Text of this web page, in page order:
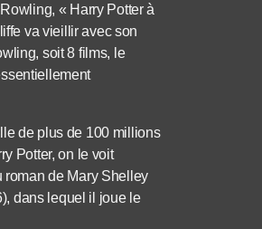
« Harry Potter à
va vieillir avec son
soit 8 films, le
de plus de 100 millions
Potter, on le voit
roman de Mary Shelley
dans lequel il joue le